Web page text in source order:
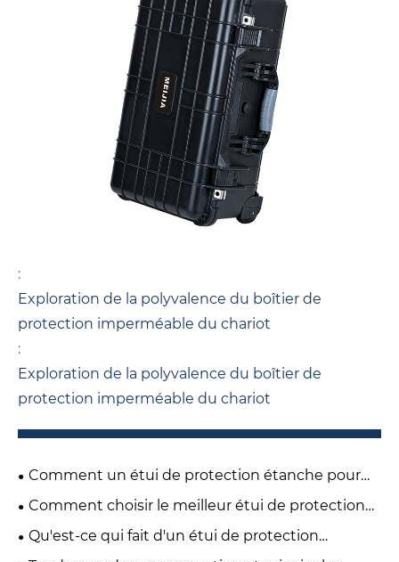
:
Exploration de la polyvalence du boîtier de
protection imperméable du chariot
:
Exploration de la polyvalence du boîtier de
protection imperméable du chariot
Comment un étui de protection étanche pour
chariot améliore-t-il la sécurité des voyages ?
Comment choisir le meilleur étui de protection
micro étanche pour vos besoins ?
Qu'est-ce qui fait d'un étui de protection
étanche classique le bon choix pour la protection à